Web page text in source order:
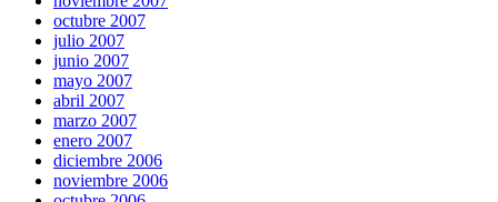
octubre 2007
julio 2007
junio 2007
mayo 2007
abril 2007
marzo 2007
enero 2007
diciembre 2006
noviembre 2006